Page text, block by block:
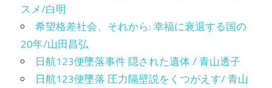
スメ/白明
希望格差社会、それから: 幸福に衰退する国の
20年/山田昌弘
日航123便墜落事件 隠された遺体 / 青山透子
日航123便墜落 圧力隔壁説をくつがえす/ 青山